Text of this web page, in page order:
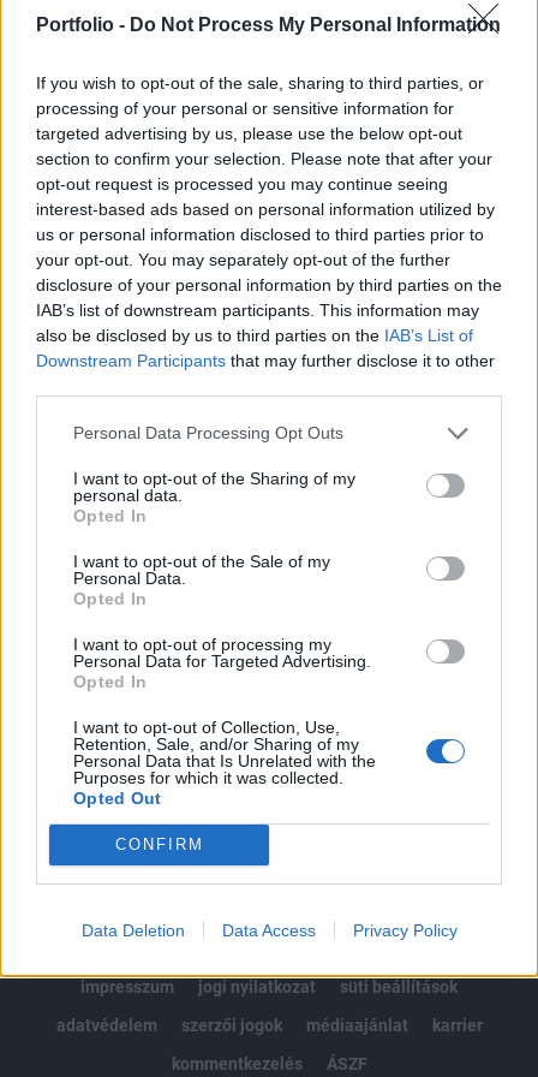
Portfolio - Do Not Process My Personal Information
If you wish to opt-out of the sale, sharing to third parties, or
processing of your personal or sensitive information for
targeted advertising by us, please use the below opt-out
section to confirm your selection. Please note that after your
opt-out request is processed you may continue seeing
interest-based ads based on personal information utilized by
us or personal information disclosed to third parties prior to
your opt-out. You may separately opt-out of the further
disclosure of your personal information by third parties on the
IAB’s list of downstream participants. This information may
also be disclosed by us to third parties on the IAB’s List of
Downstream Participants that may further disclose it to other
Personal Data Processing Opt Outs
I want to opt-out of the Sharing of my
personal data.
Opted In
I want to opt-out of the Sale of my
Personal Data.
Opted In
I want to opt-out of processing my
Personal Data for Targeted Advertising.
Opted In
I want to opt-out of Collection, Use,
Retention, Sale, and/or Sharing of my
Personal Data that Is Unrelated with the
Purposes for which it was collected.
Opted Out
CONFIRM
Data Deletion Data Access Privacy Policy
elnökség bejelentette, hogy megkezdődött az első
tárgyalási fejezetek megnyitásának előkészítése
Ukrajnával és Moldovával – írja a Reuters.
Az ukrán államfő esti videóüzenetében hangsúlyozta, hogy
Kijev teljesítette a rá eső feladatokat, és júniusban várja
azoknak a tárgyalási fejezetcsoportoknak a megnyitását,
amelyekre Ukrajna már felkészült. Nagyon egyértelmű
ütemtervünk lesz a tárgyalások folytatására, különösen a
magyarországi változások után. Betartottuk az ütemtervet,
és most, júniusban, nagy...
KEDVES OLVASÓNK!
tartozik, melynek olvasása előfizetéses
regisztrációhoz kötött.
Az előfizetés a következőket tartalmazza:
Portfolio.hu teljes cikkarchívum
Kötéslisták: BÉT elmúlt 2 év napon belüli
kötéslistái
Előfizetés
MÁR ELŐFIZETŐNK VAGY?BEJELENTKEZÉS
impresszum
jogi nyilatkozat
süti beállítások
adatvédelem
szerzői jogok médiaajánlat
karrier
kommentkezelés
ÁSZF